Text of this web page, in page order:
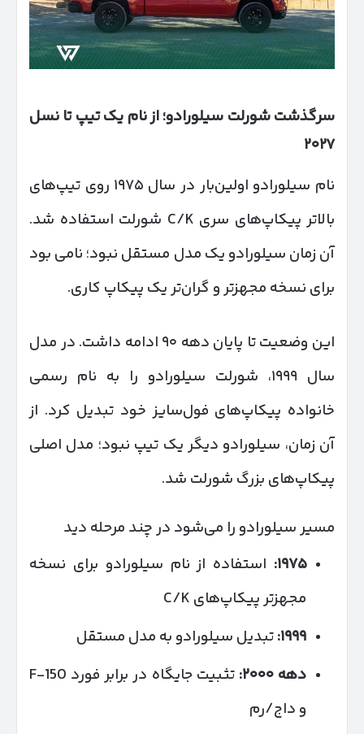
سرگذشت شورلت سیلورادو؛ از نام یک تیپ تا نسل
۲۰۲۷
نام سیلورادو اولین‌بار در سال ۱۹۷۵ روی تیپ‌های
بالاتر پیکاپ‌های سری C/K شورلت استفاده شد.
آن زمان سیلورادو یک مدل مستقل نبود؛ نامی بود
برای نسخه مجهزتر و گران‌تر یک پیکاپ کاری.
این وضعیت تا پایان دهه ۹۰ ادامه داشت. در مدل
سال ۱۹۹۹، شورلت سیلورادو را به نام رسمی
خانواده پیکاپ‌های فول‌سایز خود تبدیل کرد. از
آن زمان، سیلورادو دیگر یک تیپ نبود؛ مدل اصلی
پیکاپ‌های بزرگ شورلت شد.
مسیر سیلورادو را می‌شود در چند مرحله دید
۱۹۷۵: استفاده از نام سیلورادو برای نسخه
مجهزتر پیکاپ‌های C/K
۱۹۹۹:تبدیل سیلورادو به مدل مستقل
دهه۲۰۰۰:
تثبیت جایگاه در برابر فورد F-150
و داج/رم